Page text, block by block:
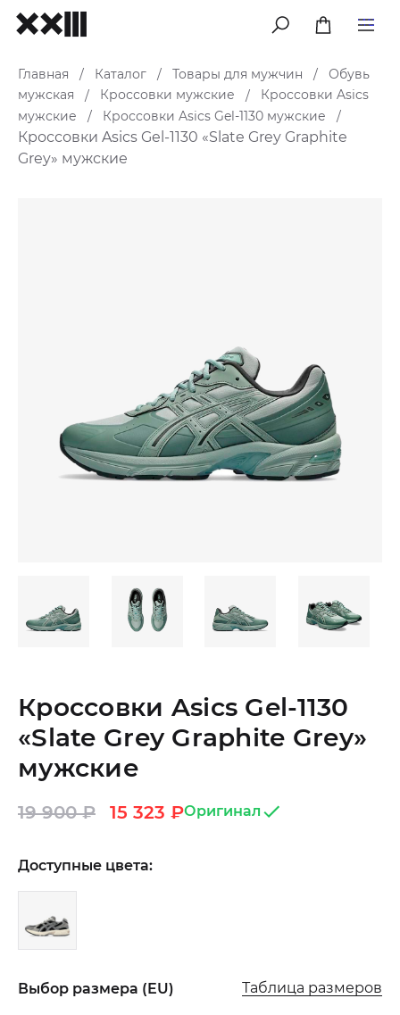
меню
Главная / Каталог / Товары для мужчин /
Обувь
мужская
/ Кроссовки мужские /
Кроссовки Asics
мужские
/ Кроссовки Asics Gel-1130 мужские /
Кроссовки Asics Gel-1130 «Slate Grey Graphite
Grey» мужские
Кроссовки Asics Gel-1130
«Slate Grey Graphite Grey»
мужские
19 900₽ 15 323 ₽Оригинал
Доступные цвета:
Выбор размера (EU) Таблица размеров